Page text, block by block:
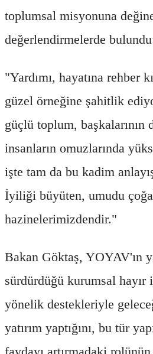
toplumsal misyonuna
değerlendirmelerde
"Yardımı, hayatına rehber
güzel örneğine şahitlik
güçlü toplum, başkalarının
insanların omuzlarında
işte tam da bu kadim
İyiliği büyüten, umudu
hazinelerimizdendir."
Bakan Göktaş, YOYAV'ın
sürdürdüğü kurumsal
yönelik destekleriyle
yatırım yaptığını, bu tür